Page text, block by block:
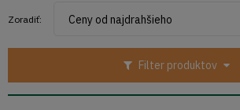
Filter produktov
Zoradiť: Ceny od najdrahšieho